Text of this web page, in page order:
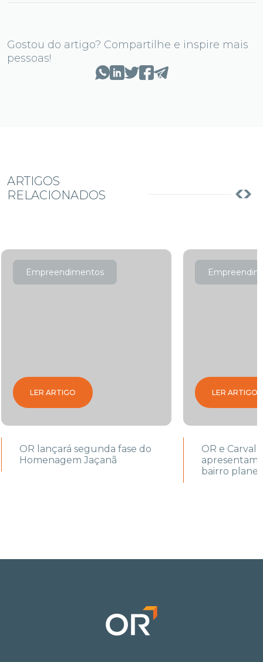
Gostou do artigo? Compartilhe e inspire mais
pessoas!
ARTIGOS
RELACIONADOS
Empreendimentos
LER ARTIGO
OR lançará segunda fase do
Homenagem Jaçanã
LER ARTIGO
OR e
apresentam
bairro